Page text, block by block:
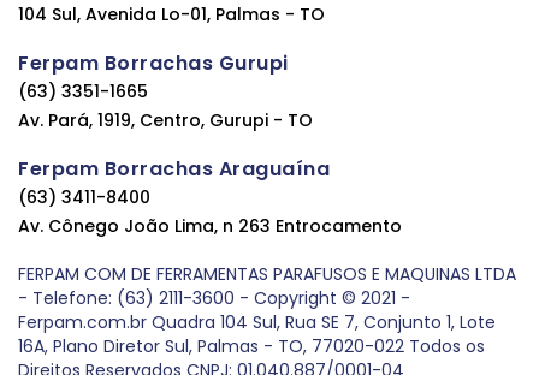
104 Sul, Avenida Lo-01, Palmas - TO
Ferpam Borrachas Gurupi
(63) 3351-1665
Av. Pará, 1919, Centro, Gurupi - TO
Ferpam Borrachas Araguaína
(63) 3411-8400
Av. Cônego João Lima, n 263 Entrocamento
FERPAM COM DE FERRAMENTAS PARAFUSOS E MAQUINAS LTDA
- Telefone: (63) 2111-3600 - Copyright © 2021 -
Ferpam.com.br Quadra 104 Sul, Rua SE 7, Conjunto 1, Lote
16A, Plano Diretor Sul, Palmas - TO, 77020-022 Todos os